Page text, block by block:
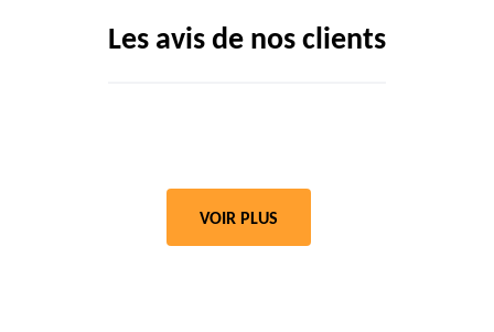
Les avis de nos clients
VOIR PLUS